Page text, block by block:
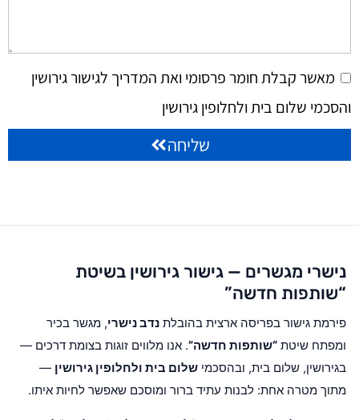
מאשר קבלת חומר פרסומי ואת המדריך לגישור גירושין
והסכמי שלום בית ולחלופין גירושין
שליחה
נישרי מגשרים — גישור גירושין בשיטת
“שותפות חדשה”
פירמת גישור בפריסה ארצית בהובלת נדב נישרי, מגשר בכיר
ומפתח שיטת “שותפות חדשה”. אנו מלווים זוגות בצומת דרכים —
בגירושין, שלום בית, ובהסכמי שלום בית ולחלופין גירושין —
מתוך מטרה אחת: לבנות עתיד ברור ומוסכם שאפשר לחיות איתו.